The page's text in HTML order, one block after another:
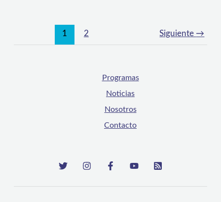
1 2 Siguiente →
Programas
Noticias
Nosotros
Contacto